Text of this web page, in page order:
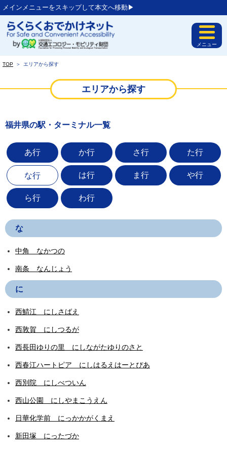
メインメニューをスキップして本文へ移動▶︎
メニュー
TOP ＞ エリアから探す
エリアから探す
福井県の駅・ターミナル一覧
あ行 か行 さ行 た行
な行 は行 ま行 や行
ら行 わ行
な
中角 なかつの
南条 なんじょう
に
西鯖江 にしさばえ
西敦賀 にしつるが
西長田ゆりの里 にしながたゆりのさと
西春江ハートピア にしはるえはーとぴあ
西別院 にしべついん
西山公園 にしやまこうえん
日華化学前 にっかかがくまえ
新田塚 にったづか